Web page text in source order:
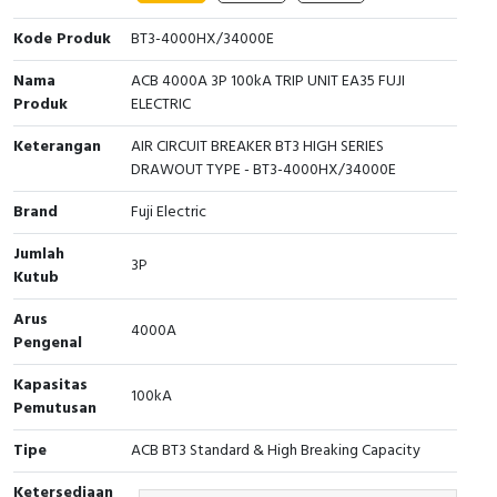
Cable Operated Switch
Signalling Columns
Safety Sensors
Pressure Switch
Ultrasonic & Rotary Encoder
Limit Switch
Inductive Sensors
Photoelectric
Cam Switch
Panel Box
Kode Produk
BT3-4000HX/34000E
Nama
Produk
ACB 4000A 3P 100kA TRIP UNIT EA35 FUJI
ELECTRIC
Keterangan
AIR CIRCUIT BREAKER BT3 HIGH SERIES
DRAWOUT TYPE - BT3-4000HX/34000E
Brand
Fuji Electric
Jumlah
Kutub
3P
Arus
Pengenal
4000A
Kapasitas
Pemutusan
100kA
Tipe
ACB BT3 Standard & High Breaking Capacity